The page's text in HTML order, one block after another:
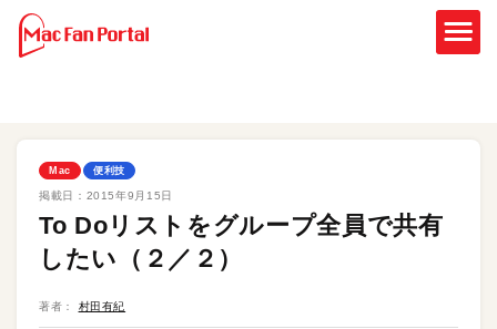
Mac 便利技
掲載日： 2015年9月15日
To Doリストをグループ全員で共有
したい（２／２）
著者： 村田有紀